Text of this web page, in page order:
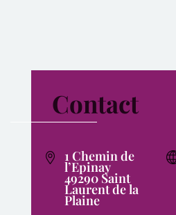
Contact
1 Chemin de
l’Epinay
49290 Saint
Laurent de la
Plaine